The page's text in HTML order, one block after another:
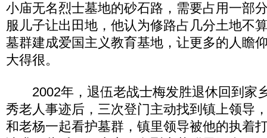
小庙无名烈士墓地的砂石路，需要占用一部
服儿子让出田地，他认为修路占几分土地不
墓群建成爱国主义教育基地，让更多的人瞻
大得很。
2002年，退伍老战士梅发胜退休回到家
秀老人事迹后，三次登门主动找到镇上领导
和老杨一起看护墓群，镇里领导被他的执着